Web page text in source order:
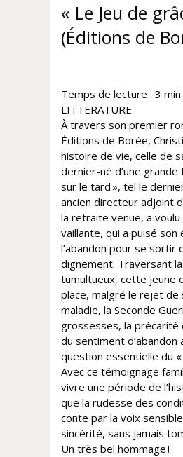
« Le Jeu de
(Éditions de
Temps de lecture : 3 min
LITTERATURE
À travers son premier
Éditions de Borée,
histoire de vie, celle de
dernier-né d’une
sur le tard », tel le
ancien directeur adjoint
la retraite venue, a
vaillante, qui a puisé
l’abandon pour se
dignement. Traversant
tumultueux, cette jeune
place, malgré le rejet de
maladie, la Seconde
grossesses, la précarité
du sentiment
question essentielle du
Avec ce témoignage
vivre une période de
que la rudesse des
conte par la voix
sincérité, sans jamais
Un très bel hommage !